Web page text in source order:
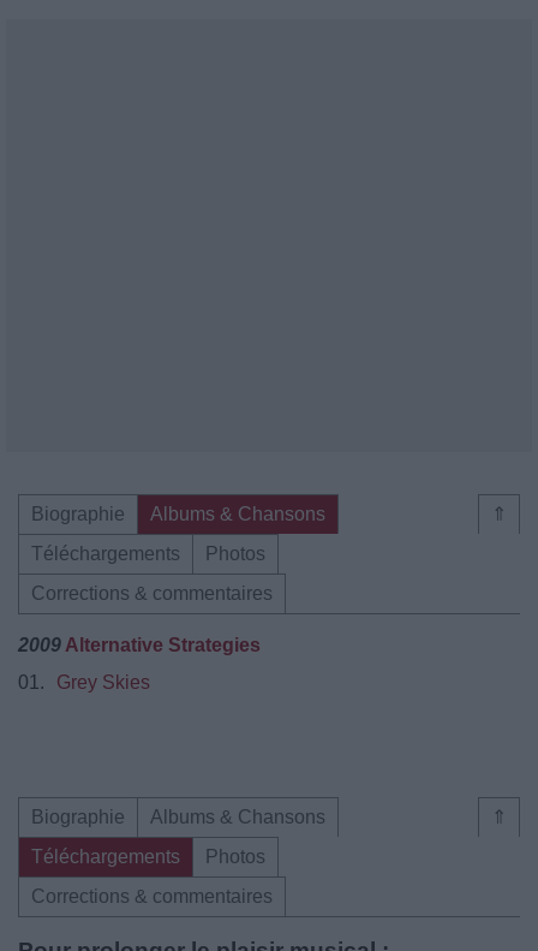
⇑
Biographie
Albums & Chansons
Téléchargements
Photos
Corrections & commentaires
2009 Alternative Strategies
01.
Grey Skies
⇑
Biographie
Albums & Chansons
Téléchargements
Photos
Corrections & commentaires